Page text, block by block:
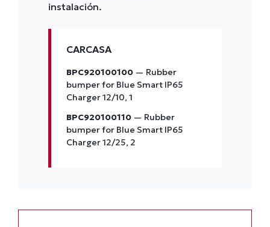
instalación.
CARCASA
BPC920100100 — Rubber
bumper for Blue Smart IP65
Charger 12/10, 1
BPC920100110 — Rubber
bumper for Blue Smart IP65
Charger 12/25, 2